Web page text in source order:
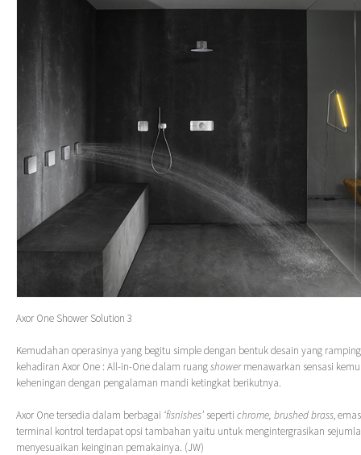
Axor One Shower Solution 3
Kemudahan operasinya yang begitu simple dengan bentuk desain yang
kehadiran Axor One : All-in-One dalam ruangshowermenawarkan sensasi
keheningan dengan pengalaman mandi ketingkat berikutnya.
Axor One tersedia dalam berbagai ‘fisnishes’ seperti chrome, brushed brass,
terminal kontrol terdapat opsi tambahan yaitu untuk mengintergrasikan
menyesuaikan keinginan pemakainya. (JW)